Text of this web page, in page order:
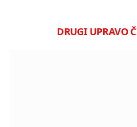
DRUGI UPRAVO